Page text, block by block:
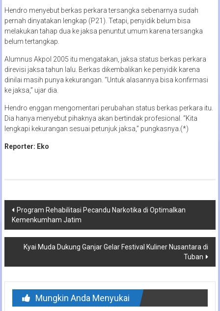
Hendro menyebut berkas perkara tersangka sebenarnya sudah
pernah dinyatakan lengkap (P21). Tetapi, penyidik belum bisa
melakukan tahap dua ke jaksa penuntut umum karena tersangka
belum tertangkap.
Alumnus Akpol 2005 itu mengatakan, jaksa status berkas perkara
direvisi jaksa tahun lalu. Berkas dikembalikan ke penyidik karena
dinilai masih punya kekurangan. “Untuk alasannya bisa konfirmasi
ke jaksa,” ujar dia.
Hendro enggan mengomentari perubahan status berkas perkara itu.
Dia hanya menyebut pihaknya akan bertindak profesional. “Kita
lengkapi kekurangan sesuai petunjuk jaksa,” pungkasnya.(*)
Reporter: Eko
Navigasi
pos
Program Rehabilitasi Pecandu Narkotika di Optimalkan
Kemenkumham Jatim
Kyai Muda Dukung Ganjar Gelar Festival Kuliner Nusantara di
Tuban
Mungkin Anda Menyukai